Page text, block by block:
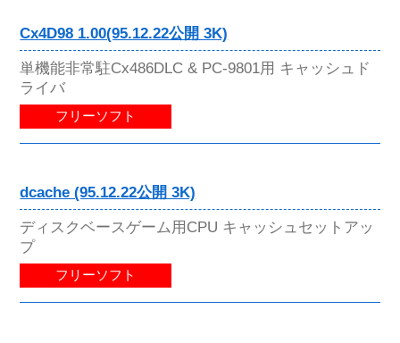
Cx4D98 1.00(95.12.22公開 3K)
単機能非常駐Cx486DLC & PC-9801用 キャッシュド
ライバ
フリーソフト
dcache (95.12.22公開 3K)
ディスクベースゲーム用CPU キャッシュセットアッ
プ
フリーソフト